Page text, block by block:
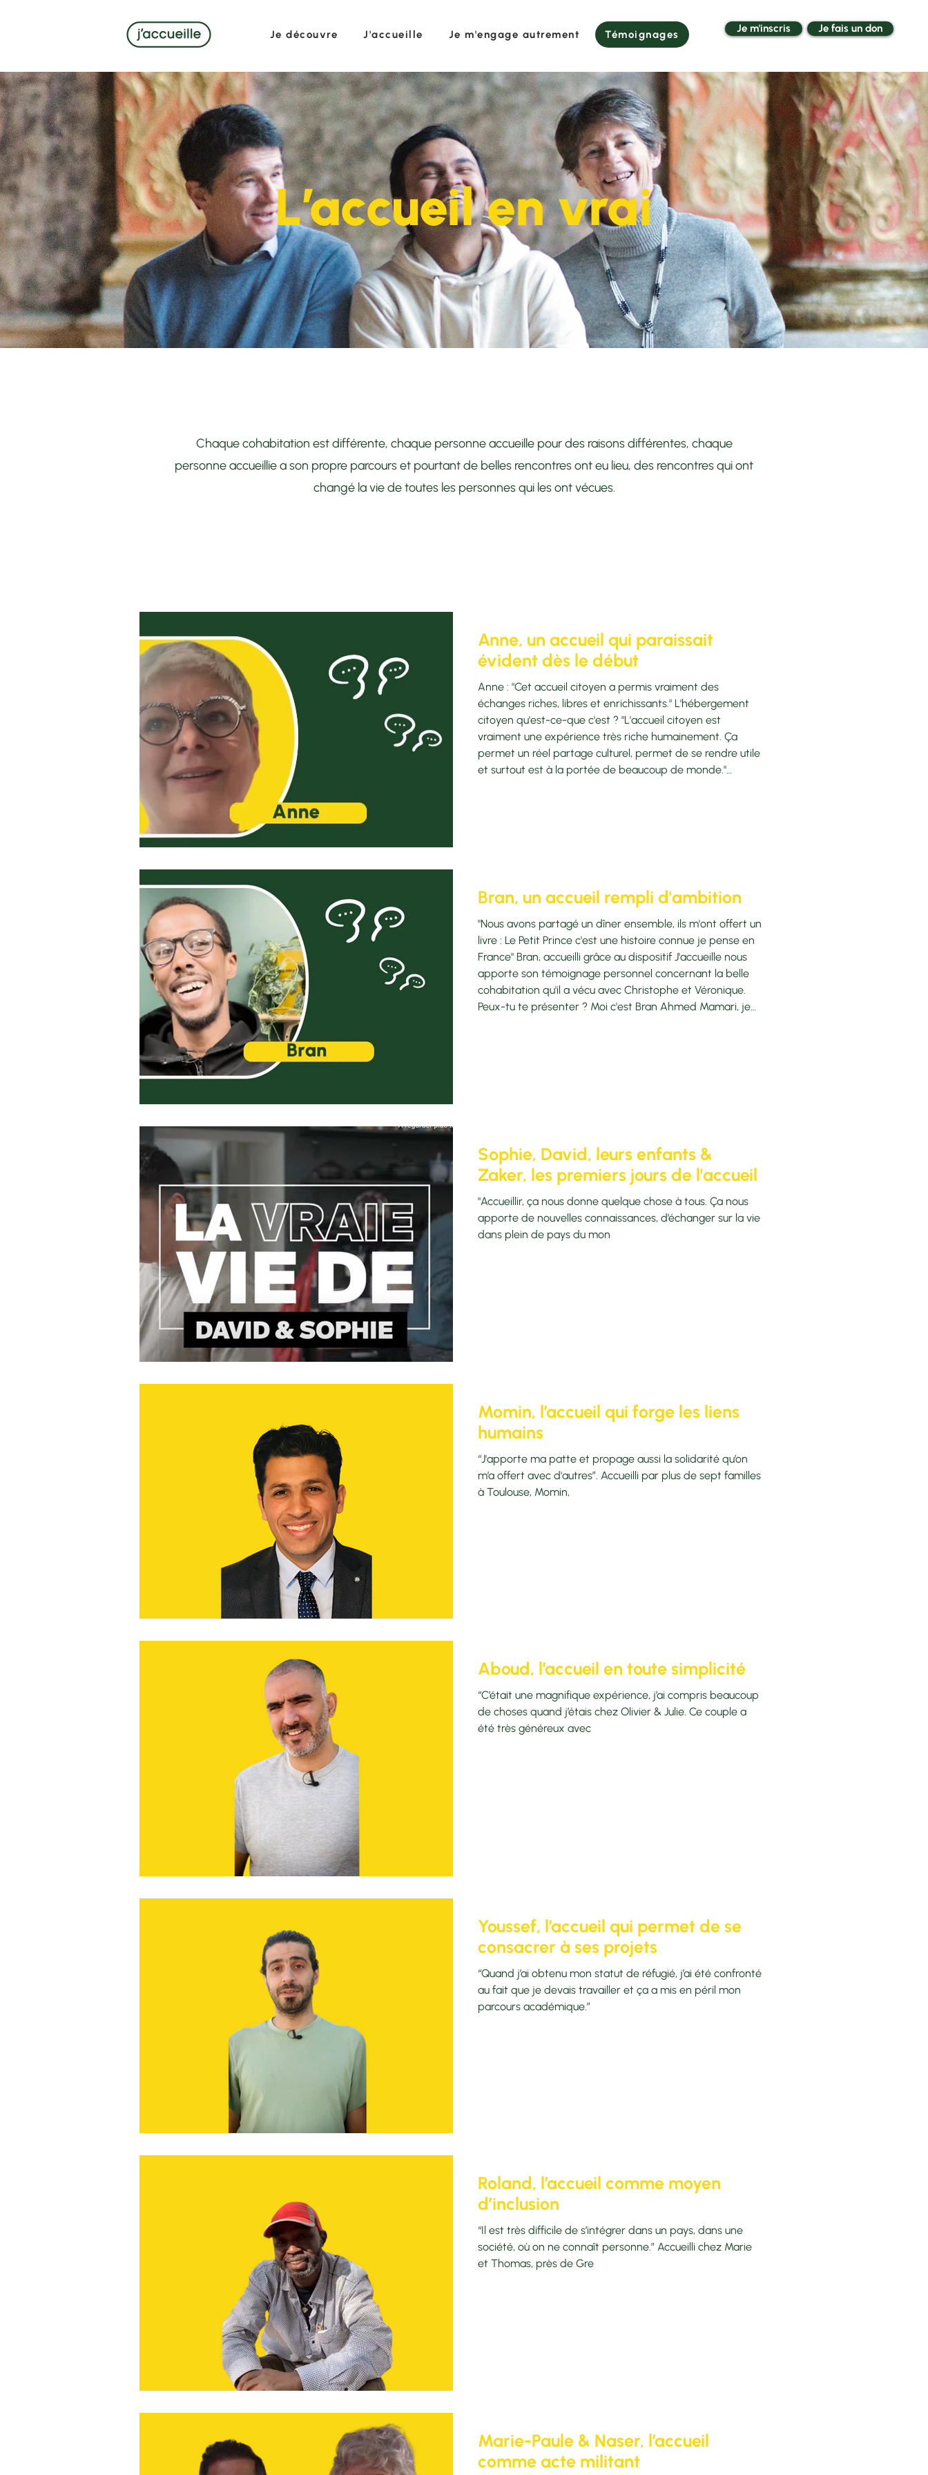
Je découvre J'accueille Je m'engage autrement Témoignages Je m'inscris Je fais un don
L’accueil en vrai
Chaque cohabitation est différente, chaque personne accueille pour des raisons différentes, chaque
personne accueillie a son propre parcours et pourtant de belles rencontres ont eu lieu, des rencontres qui ont
changé la vie de toutes les personnes qui les ont vécues.
Anne, un accueil qui paraissait
évident dès le début
Anne : "Cet accueil citoyen a permis vraiment des
échanges riches, libres et enrichissants." L'hébergement
citoyen qu'est-ce-que c'est ? "L'accueil citoyen est
vraiment une expérience très riche humainement. Ça
permet un réel partage culturel, permet de se rendre utile
et surtout est à la portée de beaucoup de monde."
Bran, un accueil rempli d'ambition
"Nous avons partagé un dîner ensemble, ils m'ont offert un
livre : Le Petit Prince c'est une histoire connue je pense en
France" Bran, accueilli grâce au dispositif J'accueille nous
apporte son témoignage personnel concernant la belle
cohabitation qu'il a vécu avec Christophe et Véronique.
Peux-tu te présenter ? Moi c'est Bran Ahmed Mamari, je
Sophie, David, leurs enfants &
Zaker, les premiers jours de l'accueil
"Accueillir, ça nous donne quelque chose à tous. Ça nous
apporte de nouvelles connaissances, d’échanger sur la vie
dans plein de pays du mon
Momin, l’accueil qui forge les liens
humains
“J'apporte ma patte et propage aussi la solidarité qu’on
m’a offert avec d'autres”. Accueilli par plus de sept familles
à Toulouse, Momin,
Aboud, l’accueil en toute simplicité
“C’était une magnifique expérience, j’ai compris beaucoup
de choses quand j’étais chez Olivier & Julie. Ce couple a
été très généreux avec
Youssef, l’accueil qui permet de se
consacrer à ses projets
“Quand j’ai obtenu mon statut de réfugié, j’ai été confronté
au fait que je devais travailler et ça a mis en péril mon
parcours académique.”
Roland, l’accueil comme moyen
d’inclusion
“Il est très difficile de s’intégrer dans un pays, dans une
société, où on ne connaît personne.” Accueilli chez Marie
et Thomas, près de Gre
Marie-Paule & Naser, l’accueil
comme acte militant